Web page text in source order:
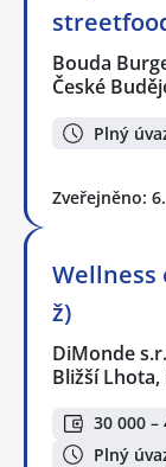
Bouda
České
Plný
Zveřejněno:
ž)
DiMonde
Bližší
30 000 –
Plný